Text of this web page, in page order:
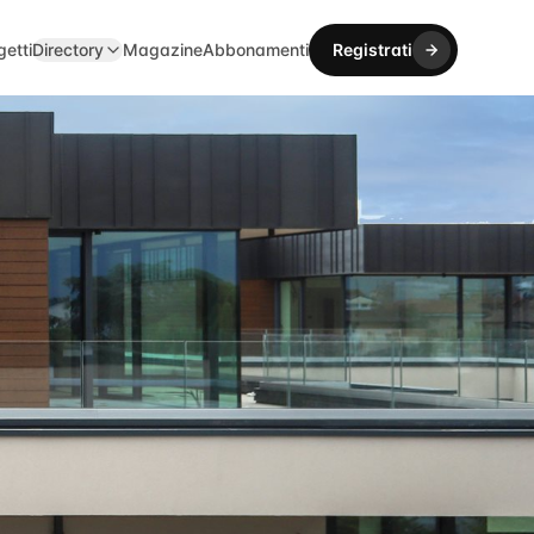
Directory MagazineAbbonamenti Registrati